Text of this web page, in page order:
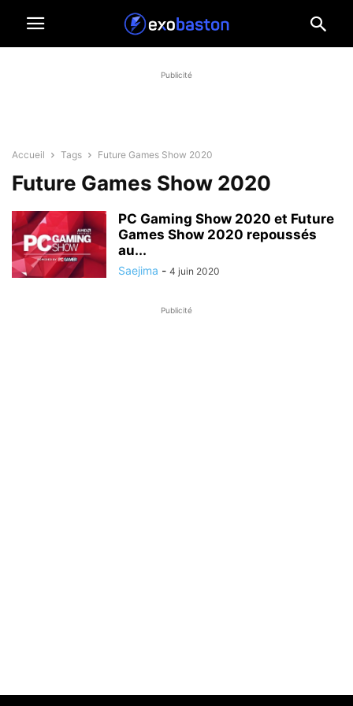
Publicité
Accueil Tags Future Games Show 2020
Future Games Show 2020
PC Gaming Show 2020 et Future
Games Show 2020 repoussés
au...
Saejima - 4 juin 2020
Publicité